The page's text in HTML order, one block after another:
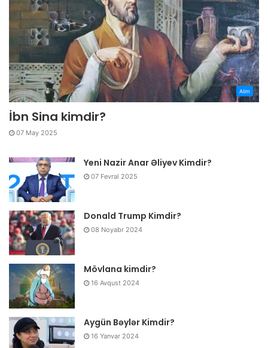
Alim
İbn Sina kimdir?
07 May 2025
Yeni Nazir Anar Əliyev Kimdir?
07 Fevral 2025
Donald Trump Kimdir?
08 Noyabr 2024
Mövlana kimdir?
16 Avqust 2024
Aygün Bəylər Kimdir?
16 Yanvar 2024